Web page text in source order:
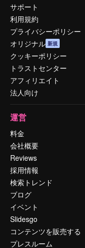
サポート
利用規約
プライバシーポリシー
オリジナル 新規
クッキーポリシー
トラストセンター
アフィリエイト
法人向け
運営
料金
会社概要
Reviews
採用情報
検索トレンド
ブログ
イベント
Slidesgo
コンテンツを販売する
プレスルーム